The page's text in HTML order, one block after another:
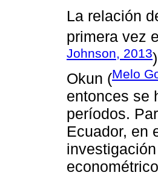
La relación
primera vez
Johnson, 2013
Okun (Melo
entonces se
períodos.
Ecuador, en